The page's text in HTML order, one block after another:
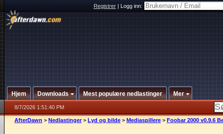
Registrer|Logg inn:
Hjem Downloads Mest populære nedlastinger Mer
8/7/2026 1:51:40 PM
AfterDawn > Nedlastinger > Lyd og bilde > Mediaspillere > Foobar 2000 v0.9.6